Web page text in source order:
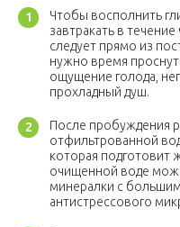
Чтобы восполнить
завтракать в
следует прямо из
нужно время
ощущение голода,
прохладный душ.
После пробуждения
отфильтрованной
которая подготовит
очищенной воде
минералки с
антистрессового